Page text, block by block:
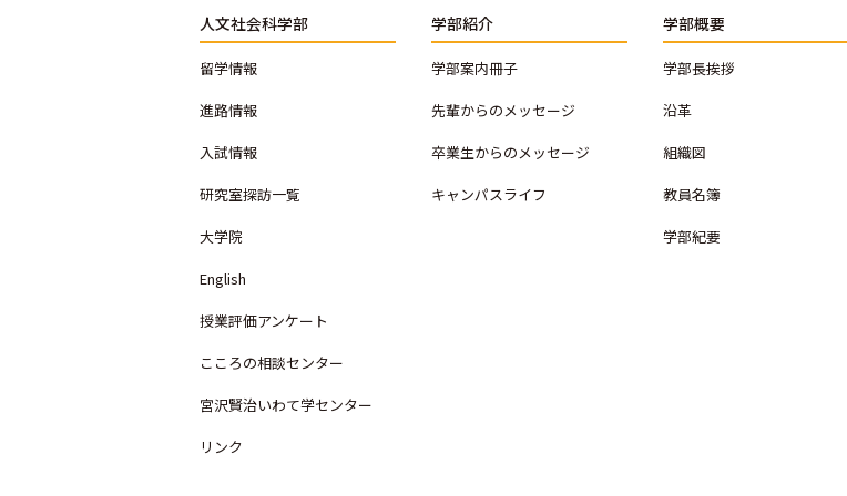
人文社会科学部
留学情報
進路情報
入試情報
研究室探訪一覧
大学院
English
授業評価アンケート
こころの相談センター
宮沢賢治いわて学センター
リンク
学部紹介
学部案内冊子
先輩からのメッセージ
卒業生からのメッセージ
キャンパスライフ
学部概要
学部長挨拶
沿革
組織図
教員名簿
学部紀要